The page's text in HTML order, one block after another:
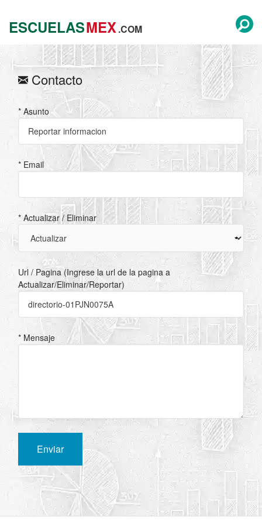
ESCUELASMEX.COM
Contacto
* Asunto
* Email
* Actualizar / Eliminar
Url / Pagina (Ingrese la url de la pagina a
Actualizar/Eliminar/Reportar)
* Mensaje
Enviar